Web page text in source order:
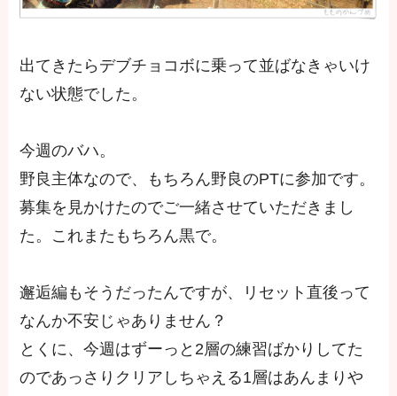
出てきたらデブチョコボに乗って並ばなきゃいけ
ない状態でした。
今週のバハ。
野良主体なので、もちろん野良のPTに参加です。
募集を見かけたのでご一緒させていただきまし
た。これまたもちろん黒で。
邂逅編もそうだったんですが、リセット直後って
なんか不安じゃありません？
とくに、今週はずーっと2層の練習ばかりしてた
のであっさりクリアしちゃえる1層はあんまりや